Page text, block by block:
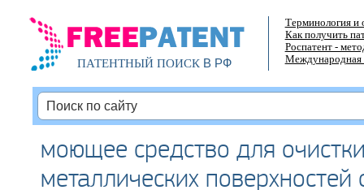
ПАТЕНТНЫЙ ПОИСКВ РФ
Терминология и
Как получить
Роспатент -
Международная
моющее средство для
металлических поверхностей